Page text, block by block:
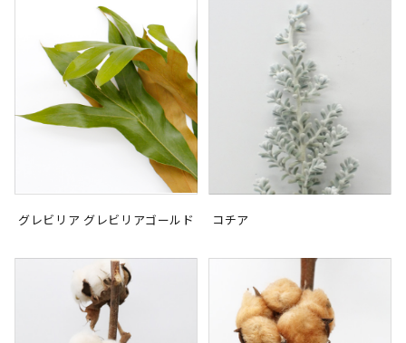
グレビリア グレビリアゴールド コチア